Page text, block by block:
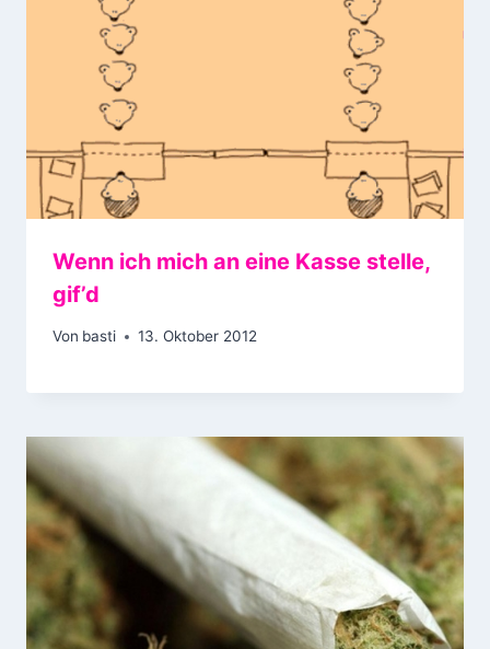
Wenn ich mich an eine Kasse stelle,
gif’d
Von basti 13. Oktober 2012